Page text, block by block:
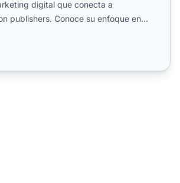
digital que conecta a
publishers. Conoce su enfoque en